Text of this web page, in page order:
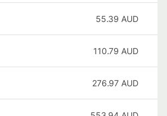
55.39 AUD
110.79 AUD
276.97 AUD